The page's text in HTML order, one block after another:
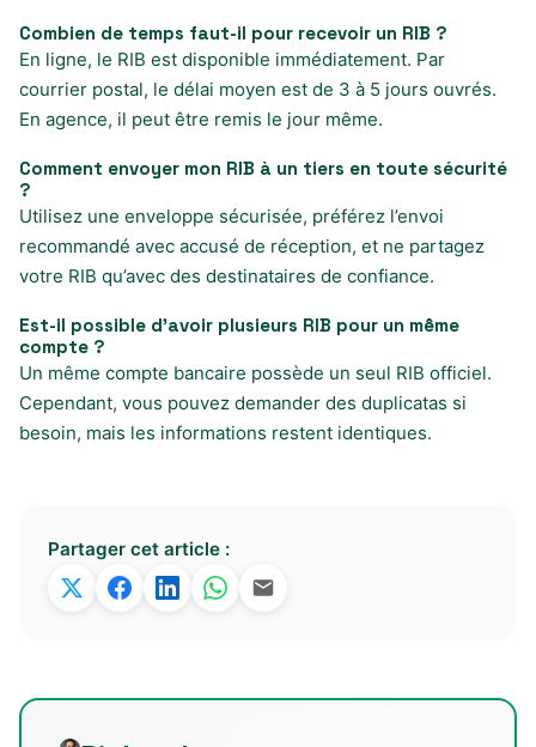
Combien de temps faut-il pour recevoir un RIB ?
En ligne, le RIB est disponible immédiatement. Par
courrier postal, le délai moyen est de 3 à 5 jours ouvrés.
En agence, il peut être remis le jour même.
Comment envoyer mon RIB à un tiers en toute sécurité
?
Utilisez une enveloppe sécurisée, préférez l’envoi
recommandé avec accusé de réception, et ne partagez
votre RIB qu’avec des destinataires de confiance.
Est-il possible d’avoir plusieurs RIB pour un même
compte ?
Un même compte bancaire possède un seul RIB officiel.
Cependant, vous pouvez demander des duplicatas si
besoin, mais les informations restent identiques.
Partager cet article :